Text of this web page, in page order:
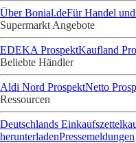
Über Bonial.deFür Handel
Supermarkt Angebote
EDEKA ProspektKaufland
Beliebte Händler
Aldi Nord ProspektNetto
Ressourcen
Deutschlands Einkaufszettel
herunterladenPressemeldungen